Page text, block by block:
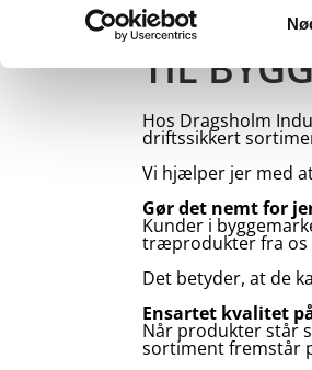
TIL
Hos Dragsholm
driftssikkert
Vi hjælper jer med
Gør det nemt for
Kunder i
træprodukter fra os
Det betyder, at de
Ensartet kvalitet
Når produkter står
sortiment fremstår